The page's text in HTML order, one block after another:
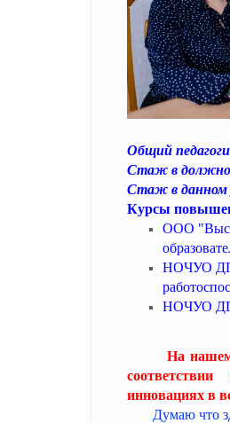
Общий
Стаж в
Стаж в данном
Курсы
ООО
НОЧУО ДПО
НОЧУО
На нашем
соответствии
инновациях в
Думаю что